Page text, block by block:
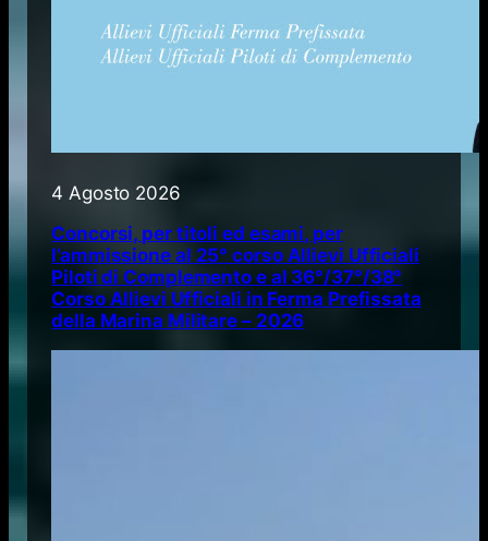
4 Agosto 2026
Concorsi, per titoli ed esami, per
l’ammissione al 25° corso Allievi Ufficiali
Piloti di Complemento e al 36°/37°/38°
Corso Allievi Ufficiali in Ferma Prefissata
della Marina Militare – 2026